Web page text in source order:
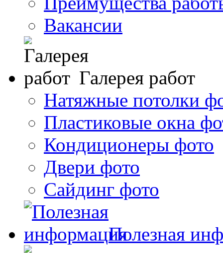
Вакансии
Галерея работ
Натяжные потолки
Пластиковые окна
Кондиционеры фото
Двери фото
Сайдинг фото
Полезная